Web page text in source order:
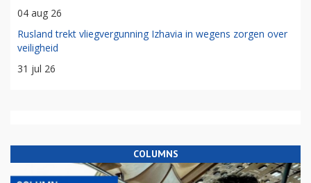
04 aug 26
Rusland trekt vliegvergunning Izhavia in wegens zorgen over
veiligheid
31 jul 26
COLUMNS